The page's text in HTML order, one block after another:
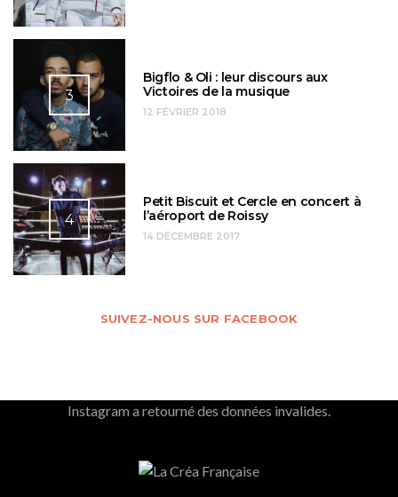
3
Bigflo & Oli : leur discours aux
Victoires de la musique
12 FÉVRIER 2018
4
Petit Biscuit et Cercle en concert à
l’aéroport de Roissy
14 DÉCEMBRE 2017
SUIVEZ-NOUS SUR FACEBOOK
Instagram a retourné des données invalides.